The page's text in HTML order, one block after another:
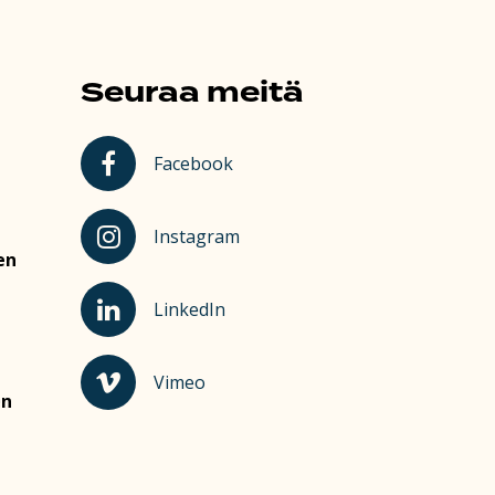
Seuraa meitä
Kauhajoki Facebookissa
Facebook
Kauhajoki Instagramissa
Instagram
Kauhajoki LinkedInissä
LinkedIn
Kauhajoki Vimeossa
Vimeo